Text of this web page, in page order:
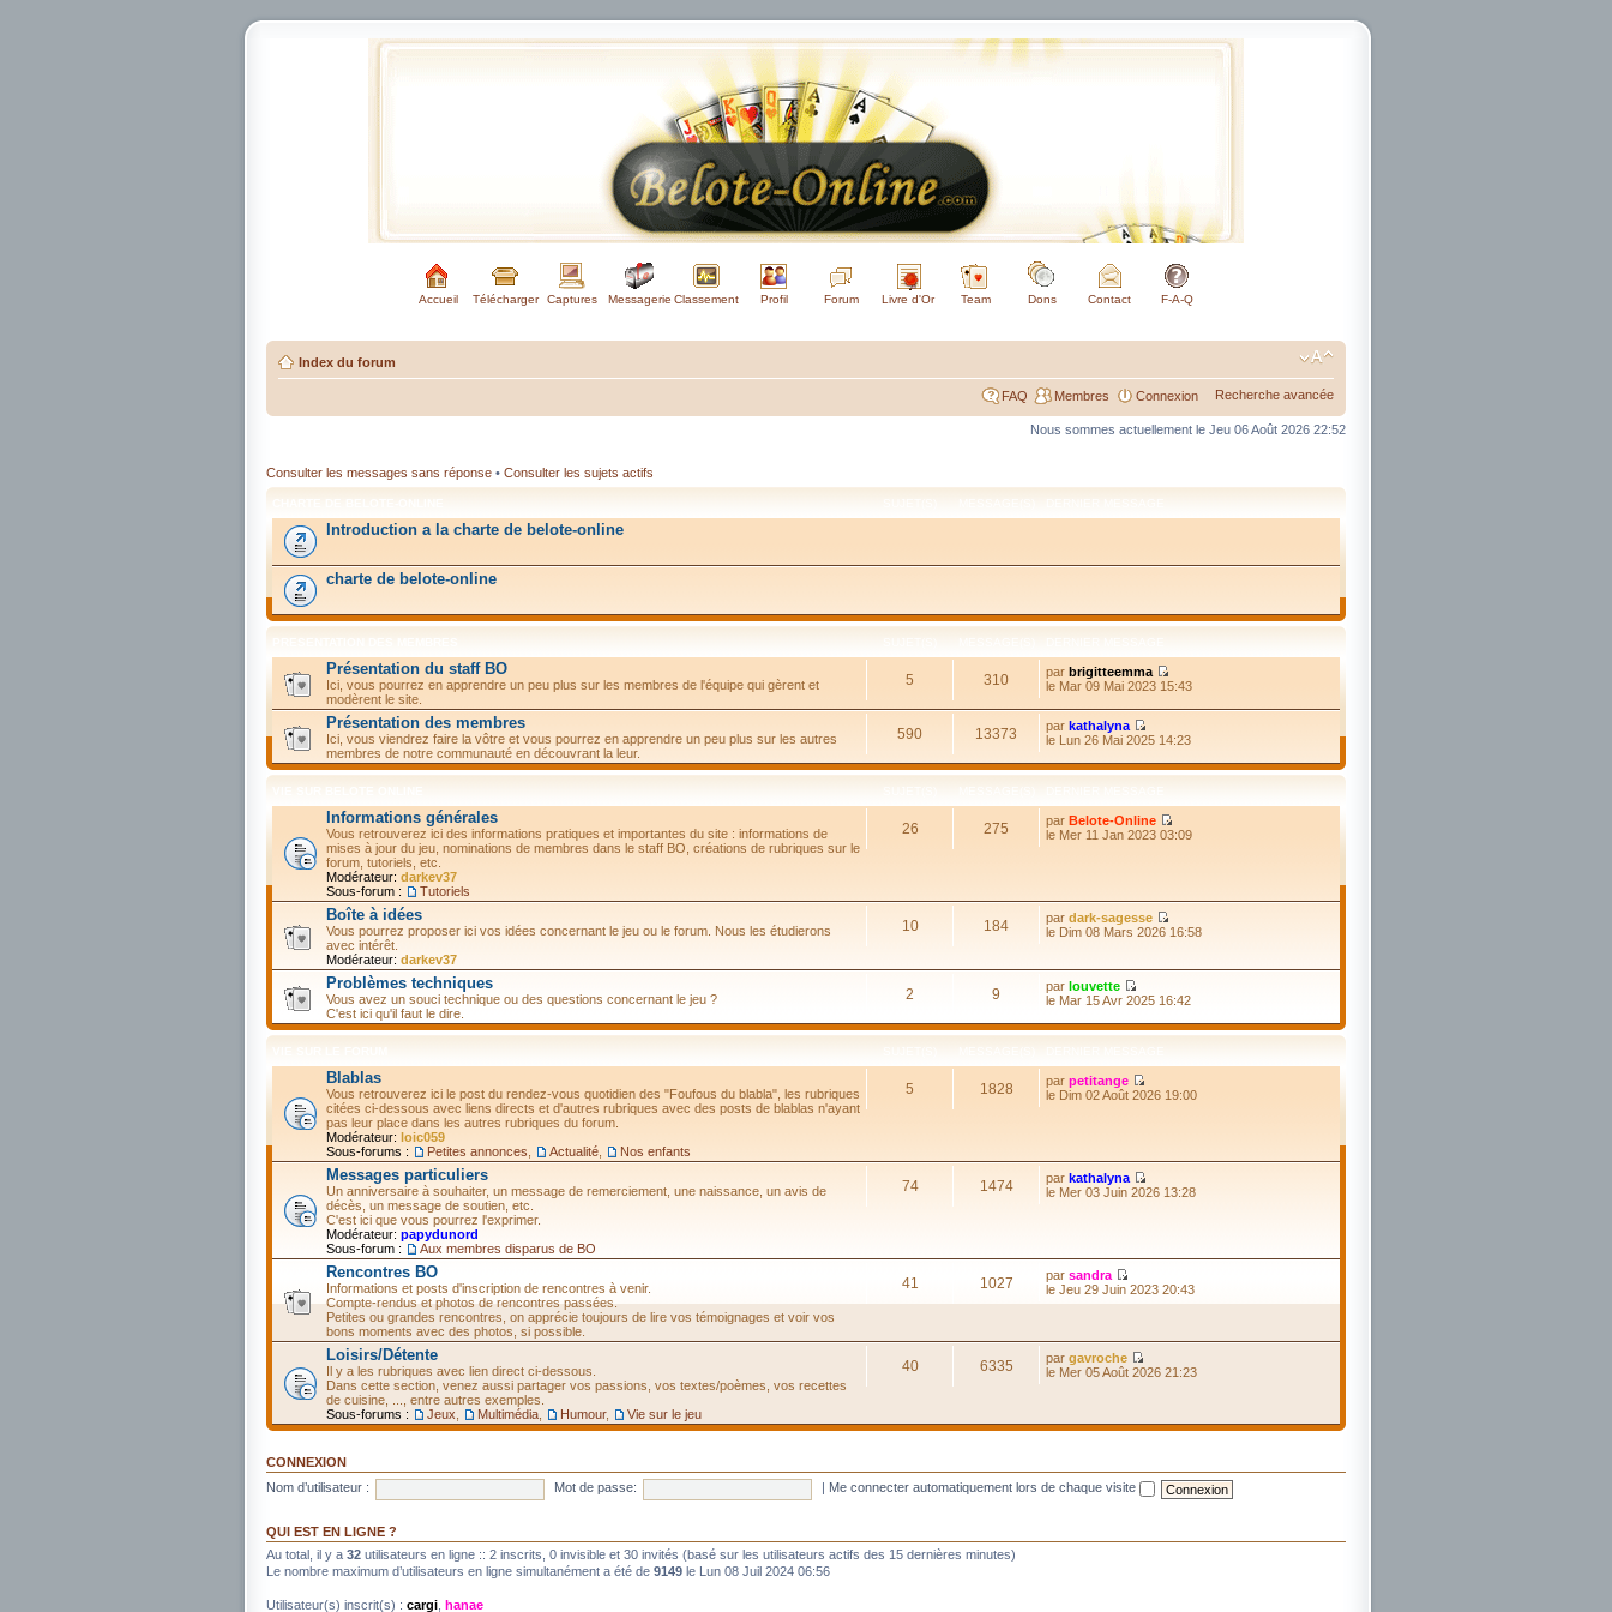
F-A-Q
Contact
Dons
Team
Livre d'Or
Forum
Profil
Classement
Messagerie
Captures
Télécharger
Accueil
Index du forum
FAQ Membres Connexion Recherche avancée
Nous sommes actuellement le Jeu 06 Août 2026 22:52
Consulter les messages sans réponse • Consulter les sujets actifs
Introduction a la charte de belote-online
charte de belote-online
Présentation du staff BO
Ici, vous pourrez en apprendre un peu plus sur les membres de l'équipe qui gèrent et
modèrent le site.
5 310 parbrigitteemma
le Mar 09 Mai 2023 15:43
Présentation des membres
Ici, vous viendrez faire la vôtre et vous pourrez en apprendre un peu plus sur les autres
membres de notre communauté en découvrant la leur.
590 13373 parkathalyna
le Lun 26 Mai 2025 14:23
Informations générales
Vous retrouverez ici des informations pratiques et importantes du site : informations de
mises à jour du jeu, nominations de membres dans le staff BO, créations de rubriques sur le
forum, tutoriels, etc.
Modérateur: darkev37
Sous-forum :
Tutoriels
26 275 parBelote-Online
le Mer 11 Jan 2023 03:09
Boîte à idées
Vous pourrez proposer ici vos idées concernant le jeu ou le forum. Nous les étudierons
avec intérêt.
Modérateur: darkev37
10 184 pardark-sagesse
le Dim 08 Mars 2026 16:58
Problèmes techniques
Vous avez un souci technique ou des questions concernant le jeu ?
C'est ici qu'il faut le dire.
2 9 parlouvette
le Mar 15 Avr 2025 16:42
Blablas
Vous retrouverez ici le post du rendez-vous quotidien des "Foufous du blabla", les rubriques
citées ci-dessous avec liens directs et d'autres rubriques avec des posts de blablas n'ayant
pas leur place dans les autres rubriques du forum.
Modérateur: loic059
Sous-forums :
Petites annonces Actualité Nos enfants
5 1828 parpetitange
le Dim 02 Août 2026 19:00
Messages particuliers
Un anniversaire à souhaiter, un message de remerciement, une naissance, un avis de
décès, un message de soutien, etc.
C'est ici que vous pourrez l'exprimer.
Modérateur: papydunord
Sous-forum :
Aux membres disparus de BO
74 1474 parkathalyna
le Mer 03 Juin 2026 13:28
Rencontres BO
Informations et posts d'inscription de rencontres à venir.
Compte-rendus et photos de rencontres passées.
Petites ou grandes rencontres, on apprécie toujours de lire vos témoignages et voir vos
bons moments avec des photos, si possible.
41 1027 parsandra
le Jeu 29 Juin 2023 20:43
Loisirs/Détente
Il y a les rubriques avec lien direct ci-dessous.
Dans cette section, venez aussi partager vos passions, vos textes/poèmes, vos recettes
de cuisine, ..., entre autres exemples.
Sous-forums :
Jeux Multimédia Humour, Vie sur le jeu
40 6335 pargavroche
le Mer 05 Août 2026 21:23
CONNEXION
Nom d’utilisateur :
Mot de passe: Me connecter automatiquement lors de chaque visite
QUI EST EN LIGNE ?
Au total, il y a 32 utilisateurs en ligne :: 2 inscrits, 0 invisible et 30 invités (basé sur les utilisateurs actifs des 15 dernières minutes)
Le nombre maximum d’utilisateurs en ligne simultanément a été de 9149 le Lun 08 Juil 2024 06:56
Utilisateur(s) inscrit(s) : cargi hanae